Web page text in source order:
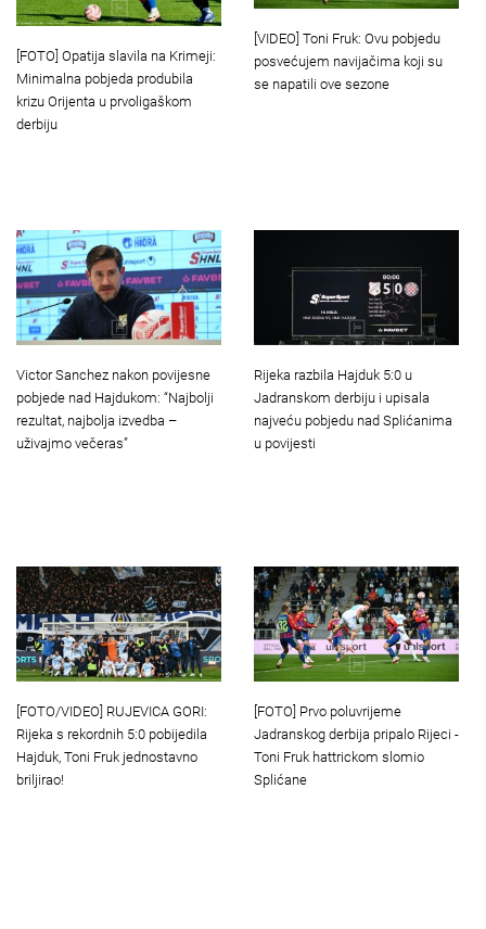
[FOTO] Opatija slavila na Krimeji:
Minimalna pobjeda produbila
krizu Orijenta u prvoligaškom
derbiju
[VIDEO] Toni Fruk: Ovu pobjedu
posvećujem navijačima koji su
se napatili ove sezone
Victor Sanchez nakon povijesne
pobjede nad Hajdukom: “Najbolji
rezultat, najbolja izvedba –
uživajmo večeras”
Rijeka razbila Hajduk 5:0 u
Jadranskom derbiju i upisala
najveću pobjedu nad Splićanima
u povijesti
[FOTO/VIDEO] RUJEVICA GORI:
Rijeka s rekordnih 5:0 pobijedila
Hajduk, Toni Fruk jednostavno
briljirao!
[FOTO] Prvo poluvrijeme
Jadranskog derbija pripalo Rijeci -
Toni Fruk hattrickom slomio
Splićane